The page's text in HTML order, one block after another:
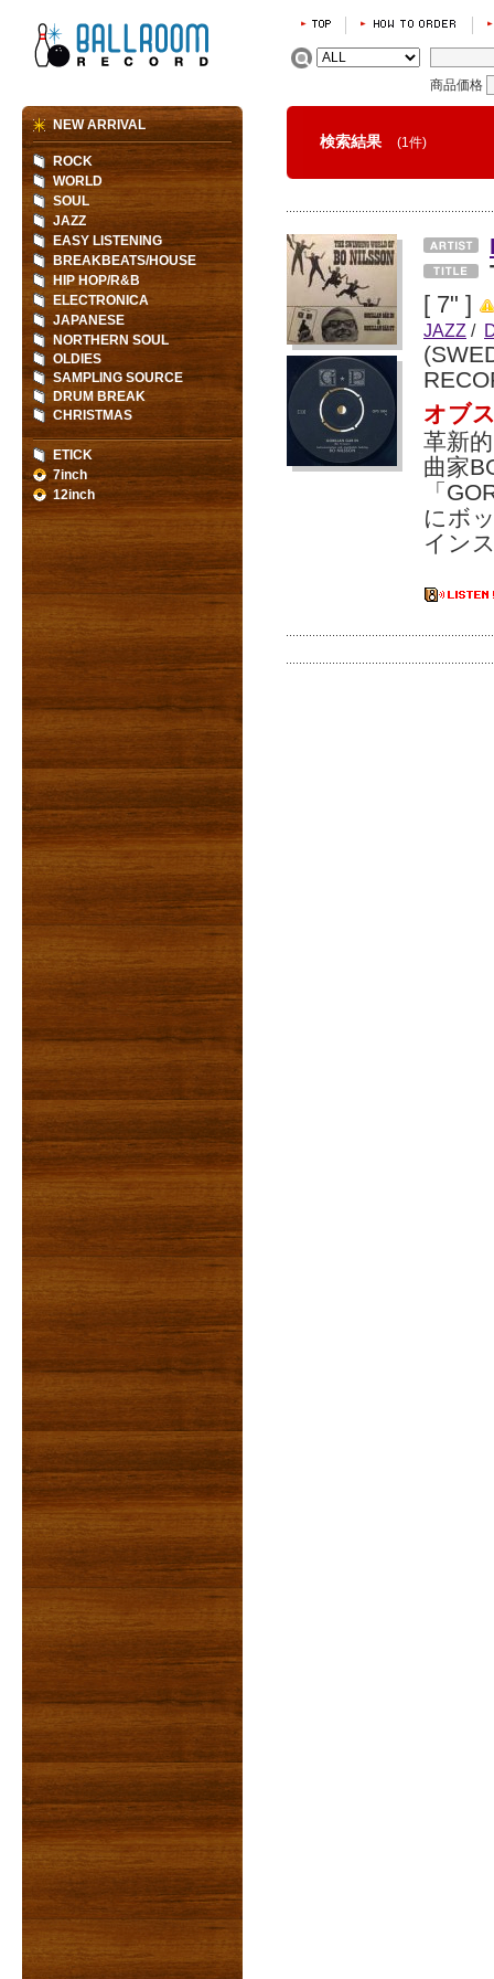
商品価格
検索結果 (1件)
[ 7" ]
JAZZ /
オブ
革新
曲家
「
にボ
イン
NEW ARRIVAL
ROCK
WORLD
SOUL
JAZZ
EASY LISTENING
BREAKBEATS/HOUSE
HIP HOP/R&B
ELECTRONICA
JAPANESE
NORTHERN SOUL
OLDIES
SAMPLING SOURCE
DRUM BREAK
CHRISTMAS
ETICK
7inch
12inch